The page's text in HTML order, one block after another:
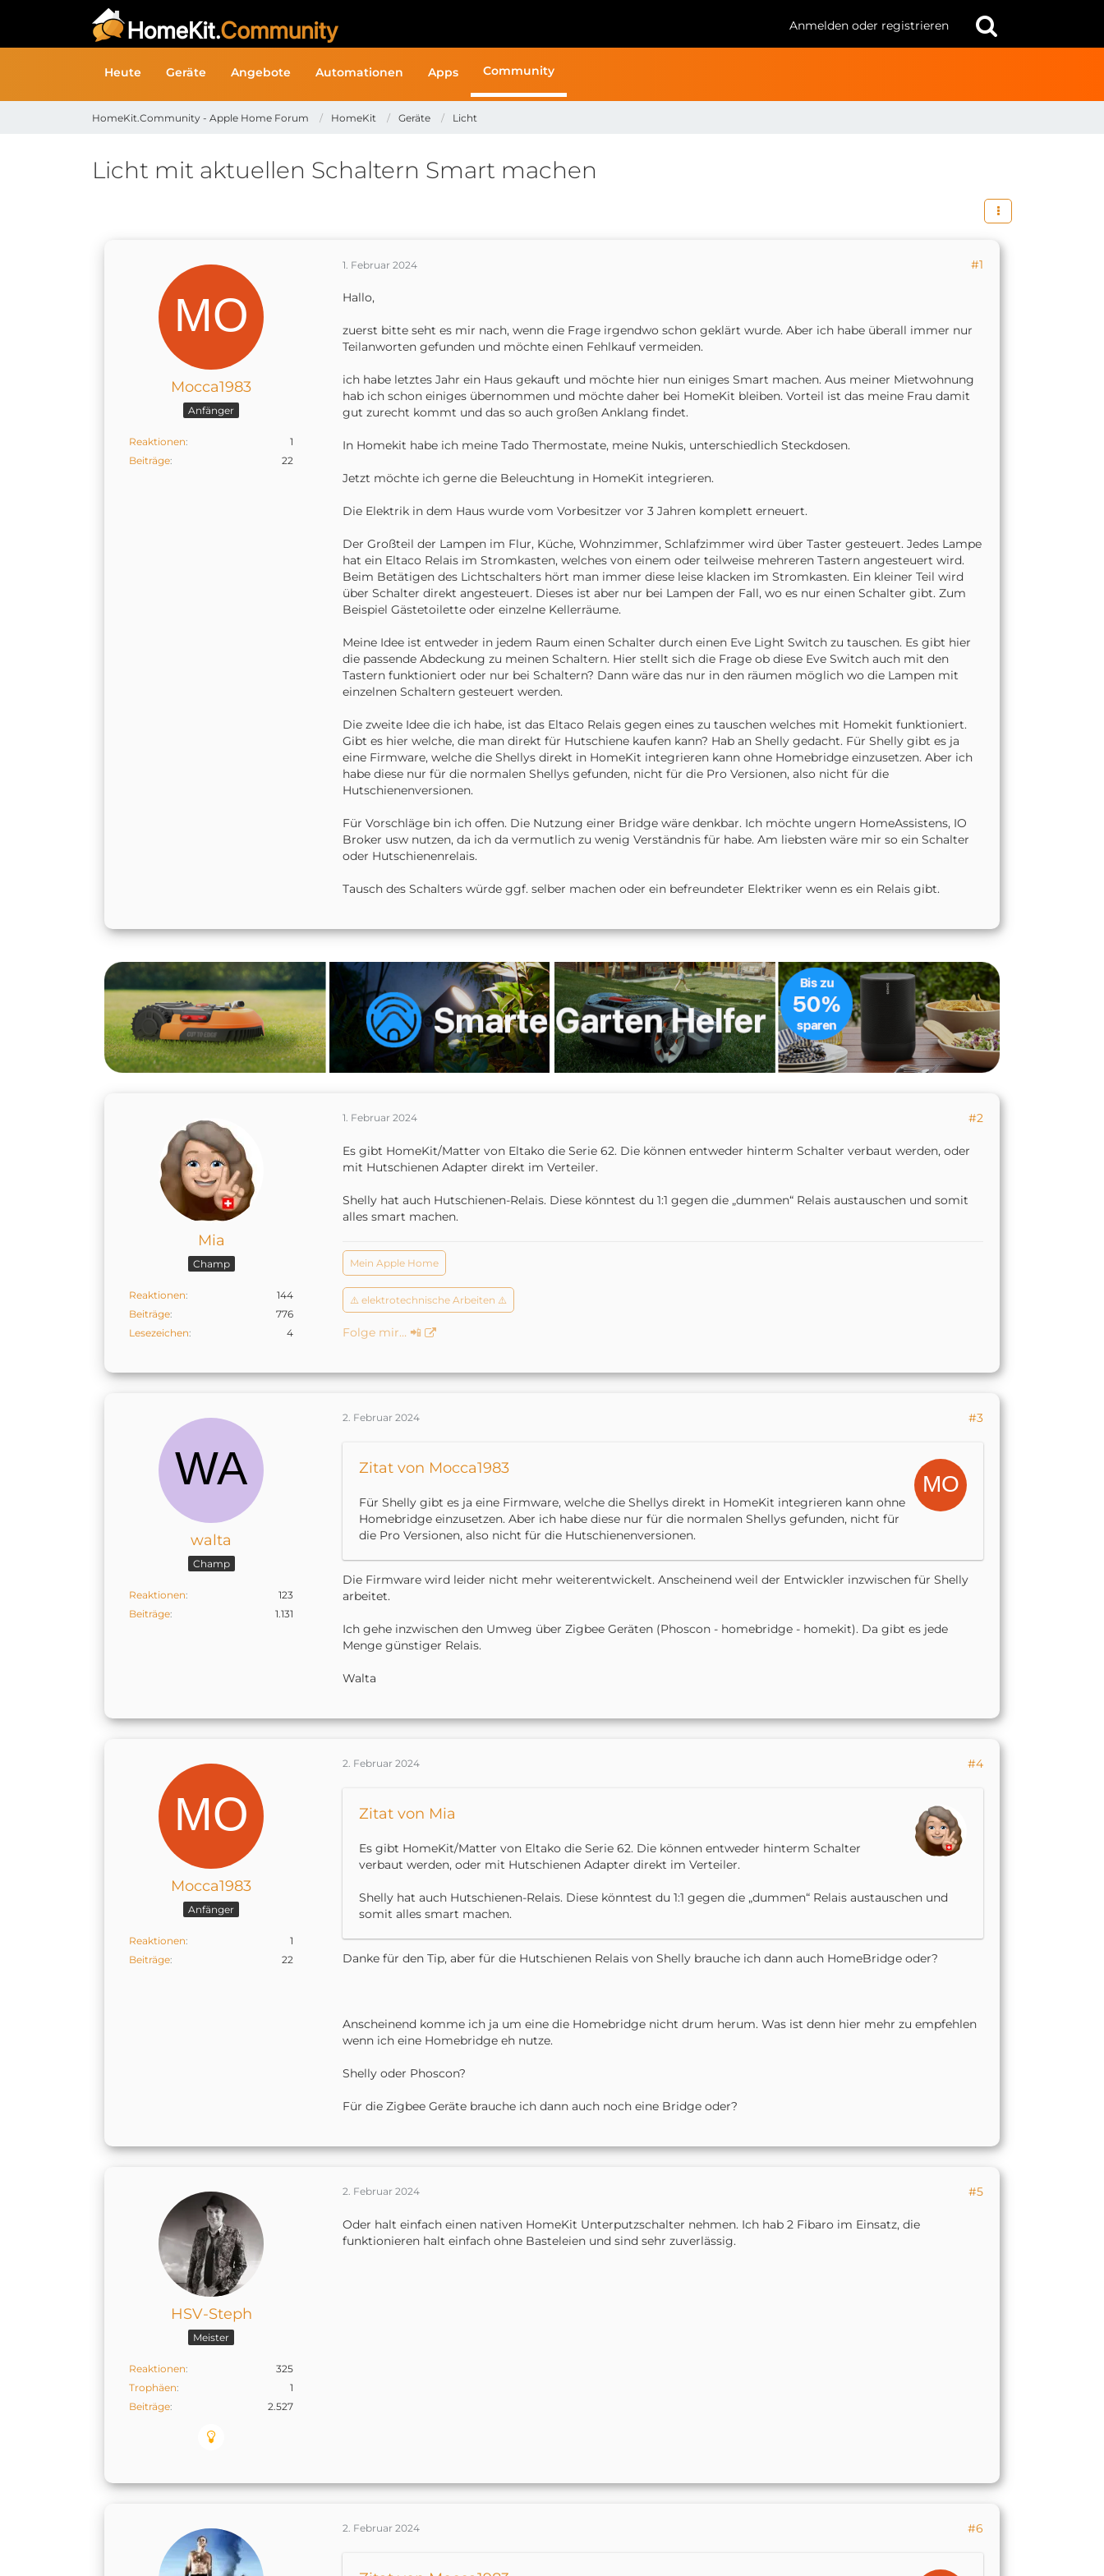
Anmelden oder registrieren
Heute Geräte Angebote Automationen Apps Community
HomeKit.Community - Apple Home Forum HomeKit Geräte Licht
Licht mit aktuellen Schaltern Smart machen
Mocca1983
Anfänger
Reaktionen
1
Beiträge
22
1. Februar 2024 #1
Hallo,
zuerst bitte seht es mir nach, wenn die Frage irgendwo schon geklärt wurde. Aber ich habe überall immer nur
Teilanworten gefunden und möchte einen Fehlkauf vermeiden.
ich habe letztes Jahr ein Haus gekauft und möchte hier nun einiges Smart machen. Aus meiner Mietwohnung
hab ich schon einiges übernommen und möchte daher bei HomeKit bleiben. Vorteil ist das meine Frau damit
gut zurecht kommt und das so auch großen Anklang findet.
In Homekit habe ich meine Tado Thermostate, meine Nukis, unterschiedlich Steckdosen.
Jetzt möchte ich gerne die Beleuchtung in HomeKit integrieren.
Die Elektrik in dem Haus wurde vom Vorbesitzer vor 3 Jahren komplett erneuert.
Der Großteil der Lampen im Flur, Küche, Wohnzimmer, Schlafzimmer wird über Taster gesteuert. Jedes Lampe
hat ein Eltaco Relais im Stromkasten, welches von einem oder teilweise mehreren Tastern angesteuert wird.
Beim Betätigen des Lichtschalters hört man immer diese leise klacken im Stromkasten. Ein kleiner Teil wird
über Schalter direkt angesteuert. Dieses ist aber nur bei Lampen der Fall, wo es nur einen Schalter gibt. Zum
Beispiel Gästetoilette oder einzelne Kellerräume.
Meine Idee ist entweder in jedem Raum einen Schalter durch einen Eve Light Switch zu tauschen. Es gibt hier
die passende Abdeckung zu meinen Schaltern. Hier stellt sich die Frage ob diese Eve Switch auch mit den
Tastern funktioniert oder nur bei Schaltern? Dann wäre das nur in den räumen möglich wo die Lampen mit
einzelnen Schaltern gesteuert werden.
Die zweite Idee die ich habe, ist das Eltaco Relais gegen eines zu tauschen welches mit Homekit funktioniert.
Gibt es hier welche, die man direkt für Hutschiene kaufen kann? Hab an Shelly gedacht. Für Shelly gibt es ja
eine Firmware, welche die Shellys direkt in HomeKit integrieren kann ohne Homebridge einzusetzen. Aber ich
habe diese nur für die normalen Shellys gefunden, nicht für die Pro Versionen, also nicht für die
Hutschienenversionen.
Für Vorschläge bin ich offen. Die Nutzung einer Bridge wäre denkbar. Ich möchte ungern HomeAssistens, IO
Broker usw nutzen, da ich da vermutlich zu wenig Verständnis für habe. Am liebsten wäre mir so ein Schalter
oder Hutschienenrelais.
Tausch des Schalters würde ggf. selber machen oder ein befreundeter Elektriker wenn es ein Relais gibt.
Mia
Champ
Reaktionen
144
Beiträge
776
Lesezeichen
4
1. Februar 2024 #2
Es gibt HomeKit/Matter von Eltako die Serie 62. Die können entweder hinterm Schalter verbaut werden, oder
mit Hutschienen Adapter direkt im Verteiler.
Shelly hat auch Hutschienen-Relais. Diese könntest du 1:1 gegen die „dummen“ Relais austauschen und somit
alles smart machen.
Mein Apple Home
⚠️ elektrotechnische Arbeiten ⚠️
Folge mir… 📲
walta
Champ
Reaktionen
123
Beiträge
1.131
2. Februar 2024 #3
Zitat von Mocca1983
Für Shelly gibt es ja eine Firmware, welche die Shellys direkt in HomeKit integrieren kann ohne
Homebridge einzusetzen. Aber ich habe diese nur für die normalen Shellys gefunden, nicht für
die Pro Versionen, also nicht für die Hutschienenversionen.
Die Firmware wird leider nicht mehr weiterentwickelt. Anscheinend weil der Entwickler inzwischen für Shelly
arbeitet.
Ich gehe inzwischen den Umweg über Zigbee Geräten (Phoscon - homebridge - homekit). Da gibt es jede
Menge günstiger Relais.
Walta
Mocca1983
Anfänger
Reaktionen
1
Beiträge
22
2. Februar 2024 #4
Zitat von Mia
Es gibt HomeKit/Matter von Eltako die Serie 62. Die können entweder hinterm Schalter
verbaut werden, oder mit Hutschienen Adapter direkt im Verteiler.
Shelly hat auch Hutschienen-Relais. Diese könntest du 1:1 gegen die „dummen“ Relais austauschen und
somit alles smart machen.
Danke für den Tip, aber für die Hutschienen Relais von Shelly brauche ich dann auch HomeBridge oder?
Anscheinend komme ich ja um eine die Homebridge nicht drum herum. Was ist denn hier mehr zu empfehlen
wenn ich eine Homebridge eh nutze.
Shelly oder Phoscon?
Für die Zigbee Geräte brauche ich dann auch noch eine Bridge oder?
HSV-Steph
Meister
Reaktionen
325
Trophäen
1
Beiträge
2.527
2. Februar 2024 #5
Oder halt einfach einen nativen HomeKit Unterputzschalter nehmen. Ich hab 2 Fibaro im Einsatz, die
funktionieren halt einfach ohne Basteleien und sind sehr zuverlässig.
2. Februar 2024 #6